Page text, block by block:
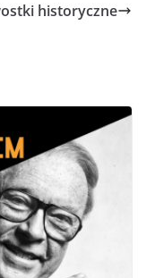
historyczne